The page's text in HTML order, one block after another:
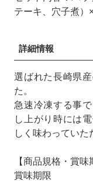
テーキ、穴子煮
詳細情報
選ばれた長崎県
た。
急速冷凍する事
し上がり時には
しく味わっていた
【商品規格・賞味
賞味期限